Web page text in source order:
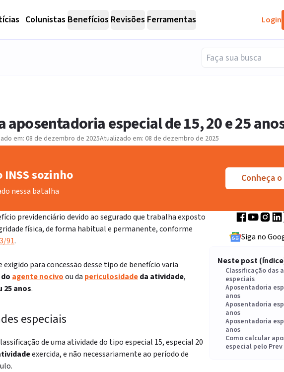
Colunistas Benefícios Revisões Ferramentas Login
aposentadoria especial de 15, 20 e 25
em: 08 de dezembro de 2025Atualizado em: 08 de dezembro de 2025
sozinho
nessa batalha
Conheça
previdenciário devido ao segurado que trabalha exposto
física, de forma habitual e permanente, conforme
91.
para concessão desse tipo de benefício varia
agente nocivoou da periculosidadeda atividade,
25 anos.
especiais
de uma atividade do tipoespecial 15, especial 20
exercida, e não necessariamente ao período de
Siga no
Neste post
Classificação das
especiais
Aposentadoria
anos
Aposentadoria
anos
Aposentadoria
anos
Como calcular
especial pelo Prev